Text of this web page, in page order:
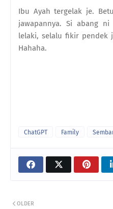
Ibu Ayah tergelak je.
jawapannya. Si abang
lelaki, selalu fikir pendek
Hahaha.
ChatGPT Family
OLDER